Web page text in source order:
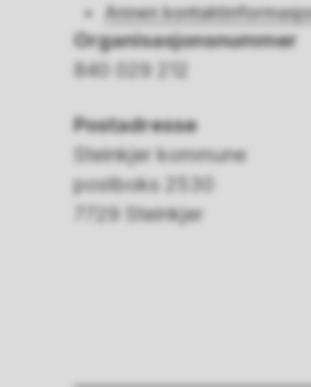
Annen
Organisasjonsnummer
840 029 212
Postadresse
Steinkjer kommune
postboks 2530
7729 Steinkjer